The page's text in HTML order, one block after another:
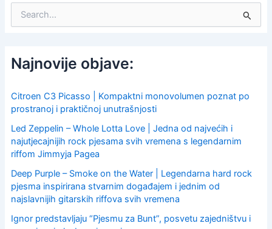
c
h
o
r
:
Najnovije objave:
Citroen C3 Picasso | Kompaktni monovolumen poznat po
prostranoj i praktičnoj unutrašnjosti
Led Zeppelin – Whole Lotta Love | Jedna od najvećih i
najutjecajnijih rock pjesama svih vremena s legendarnim
riffom Jimmyja Pagea
Deep Purple – Smoke on the Water | Legendarna hard rock
pjesma inspirirana stvarnim događajem i jednim od
najslavnijih gitarskih riffova svih vremena
Ignor predstavljaju “Pjesmu za Bunt”, posvetu zajedništvu i